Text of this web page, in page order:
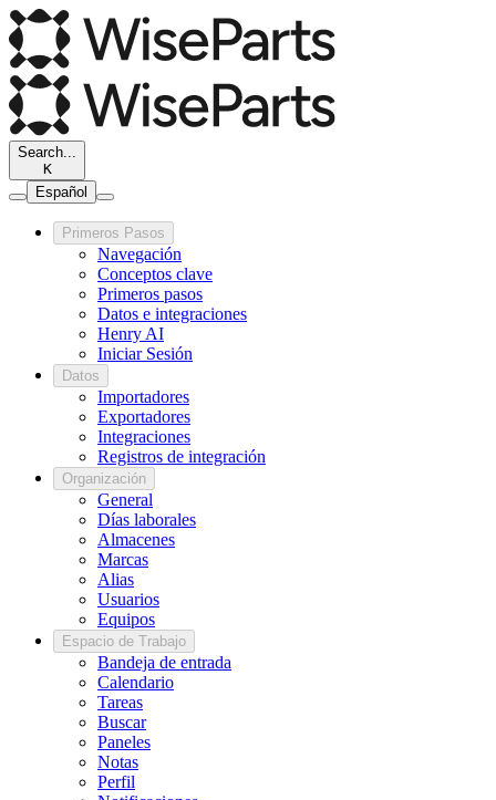
Search...
K
Español
Primeros Pasos
Navegación
Conceptos clave
Primeros pasos
Datos e integraciones
Henry AI
Iniciar Sesión
Datos
Importadores
Exportadores
Integraciones
Registros de integración
Organización
General
Días laborales
Almacenes
Marcas
Alias
Usuarios
Equipos
Espacio de Trabajo
Bandeja de entrada
Calendario
Tareas
Buscar
Paneles
Notas
Perfil